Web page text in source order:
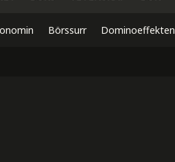
Börssurr Dominoeffekten